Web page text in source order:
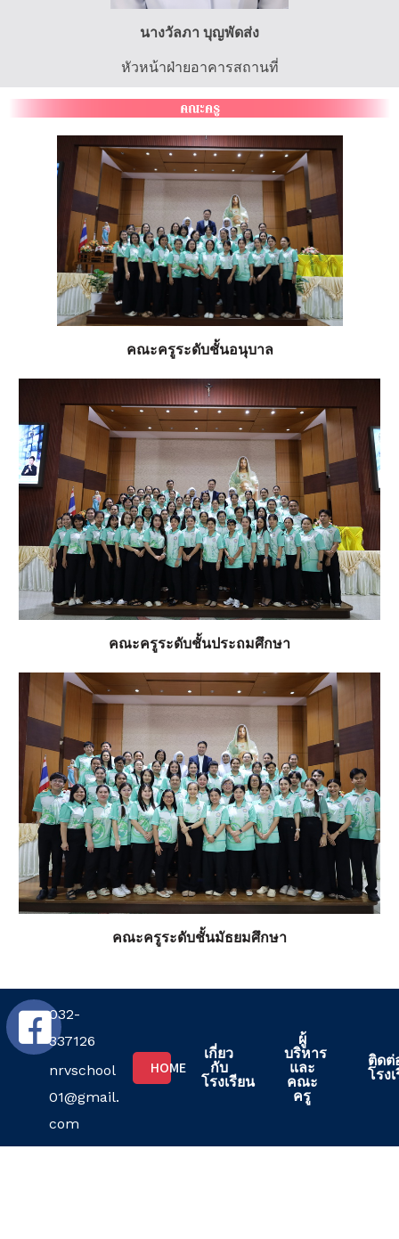
นางวัลภา บุญพัดส่ง
หัวหน้าฝ่ายอาคารสถานที่
คณะครูระดับชั้นอนุบาล
คณะครูระดับชั้นประถมศึกษา
คณะครูระดับชั้นมัธยมศึกษา
032-
337126
nrvschool
01@gmail.
com
HOME
เกี่ยว
กับ
โรงเรียน
ผู้
บริหาร
และ
คณะ
ครู
ติดต่
โรง